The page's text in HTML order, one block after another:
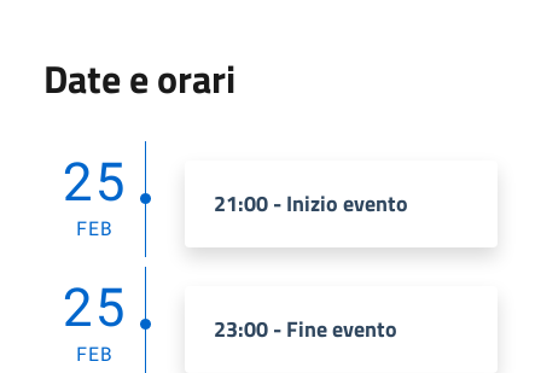
Date e orari
25
FEB
21:00 - Inizio evento
25
FEB
23:00 - Fine evento